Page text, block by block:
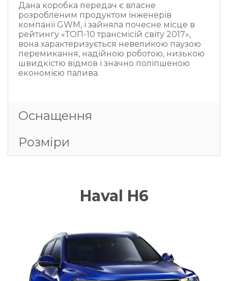
Дана коробка передач є власне
розробленим продуктом інженерів
компанії GWM, і зайняла почесне місце в
рейтингу «ТОП-10 трансмісій світу 2017»,
вона характеризується невеликою паузою
перемикання, надійною роботою, низькою
швидкістю відмов і значно поліпшеною
економією палива.
Оснащення
Розмiри
Haval H6